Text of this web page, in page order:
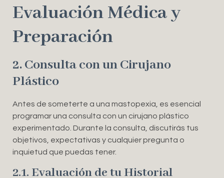
Evaluación Médica y
Preparación
2. Consulta con un Cirujano
Plástico
Antes de someterte a una mastopexia, es esencial
programar una consulta con un cirujano plástico
experimentado. Durante la consulta, discutirás tus
objetivos, expectativas y cualquier pregunta o
inquietud que puedas tener.
2.1. Evaluación de tu Historial